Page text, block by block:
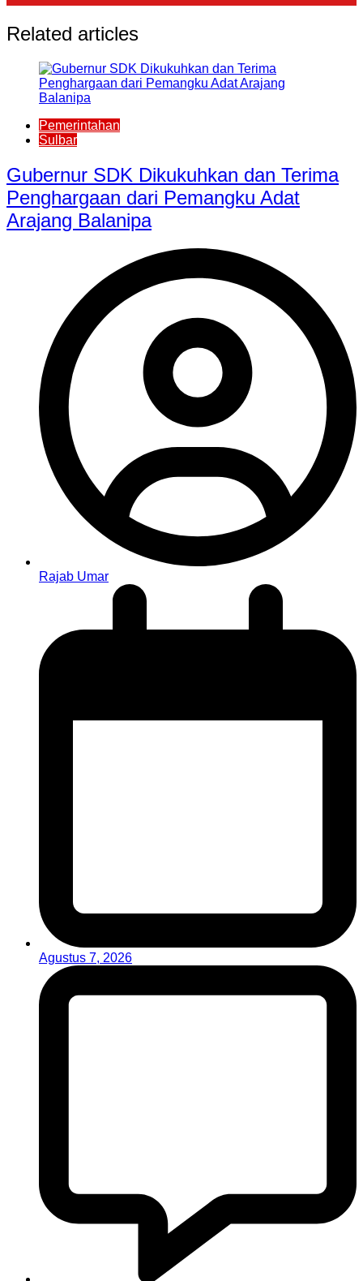
Related articles
Pemerintahan
Sulbar
Gubernur SDK Dikukuhkan dan Terima
Penghargaan dari Pemangku Adat
Arajang Balanipa
Rajab Umar
Agustus 7, 2026